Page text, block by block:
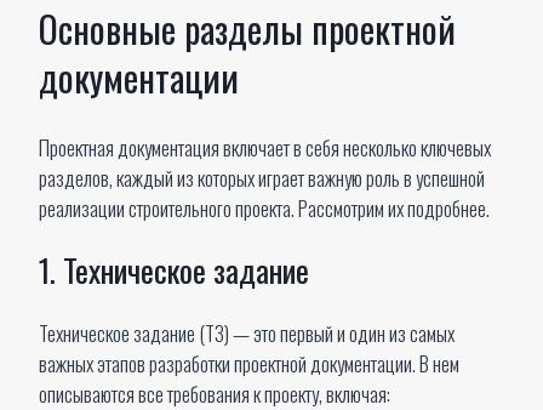
Основные разделы проектной
документации
Проектная документация включает в себя несколько ключевых
разделов, каждый из которых играет важную роль в успешной
реализации строительного проекта. Рассмотрим их подробнее.
1. Техническое задание
Техническое задание (ТЗ) — это первый и один из самых
важных этапов разработки проектной документации. В нем
описываются все требования к проекту, включая: